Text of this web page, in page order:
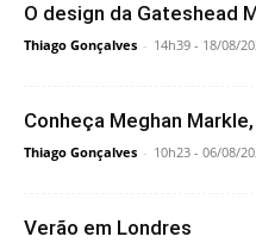
O design da Gateshead
Thiago Gonçalves - 14h39 - 18/08/
Conheça Meghan
Thiago Gonçalves - 10h23 - 06/08/
Verão em Londres